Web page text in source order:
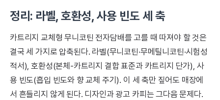
정리: 라벨, 호환성, 사용 빈도 세 축
카트리지 교체형 무니코틴 전자담배를 고를 때 따져야 할 것은
결국 세 가지로 압축된다. 라벨(무니코틴·무메틸니코틴·시험성
적서), 호환성(본체-카트리지 결합 표준과 카트리지 단가), 사
용 빈도(흡입 빈도와 향 교체 주기). 이 세 축만 짚어도 매장에
서 흔들리지 않게 된다. 디자인과 광고 카피는 그다음 문제다.